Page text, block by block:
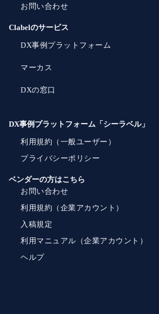
お問い合わせ
Clabelのサービス
DX事例プラットフォーム
マーカス
DXの窓口
DX事例プラットフォーム「シーラベル」
利用規約（一般ユーザー）
プライバシーポリシー
ベンダーの方はこちら
お問い合わせ
利用規約（企業アカウント）
入稿規定
利用マニュアル（企業アカウント）
ヘルプ